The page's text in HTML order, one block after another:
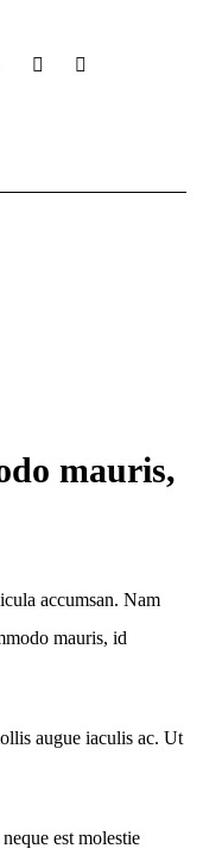
mauris,
accumsan. Nam
mauris, id
augue iaculis ac. Ut
est molestie